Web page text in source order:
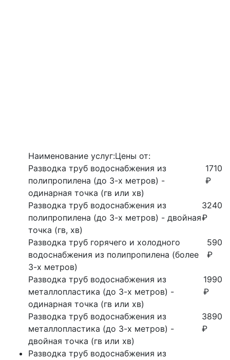
Наименование услуг:Цены от:
Разводка труб водоснабжения из
полипропилена (до 3-х метров) -
одинарная точка (гв или хв)
1710
₽
Разводка труб водоснабжения из
полипропилена (до 3-х метров) - двойная
точка (гв, хв)
3240
₽
Разводка труб горячего и холодного
водоснабжения из полипропилена (более
3-х метров)
590
₽
Разводка труб водоснабжения из
металлопластика (до 3-х метров) -
одинарная точка (гв или хв)
1990
₽
Разводка труб водоснабжения из
металлопластика (до 3-х метров) -
двойная точка (гв или хв)
3890
₽
Разводка труб водоснабжения из